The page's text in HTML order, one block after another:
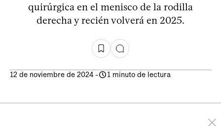
quirúrgica en el menisco de la rodilla
derecha y recién volverá en 2025.
12 de noviembre de 2024 - 1 minuto de lectura